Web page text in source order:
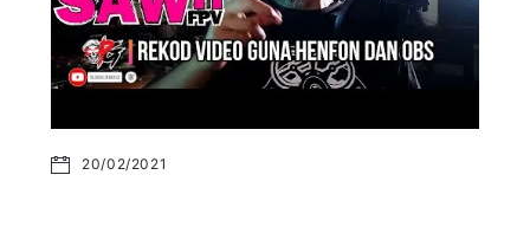
20/02/2021